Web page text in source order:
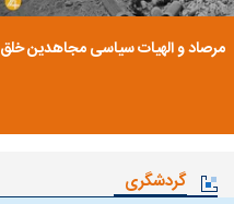
مرصاد و الهیات سیاسی مجاهدین خلق
گردشگری